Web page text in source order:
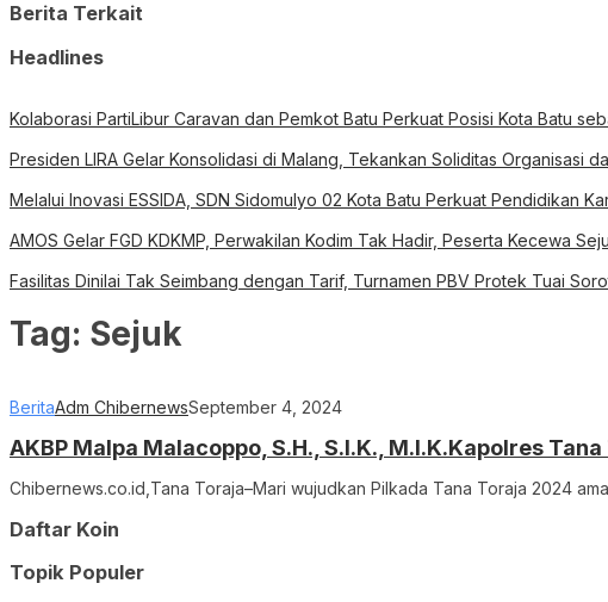
Berita Terkait
Headlines
Kolaborasi PartiLibur Caravan dan Pemkot Batu Perkuat Posisi Kota Batu
Presiden LIRA Gelar Konsolidasi di Malang, Tekankan Soliditas Organisasi
Melalui Inovasi ESSIDA, SDN Sidomulyo 02 Kota Batu Perkuat Pendidikan
AMOS Gelar FGD KDKMP, Perwakilan Kodim Tak Hadir, Peserta Kecewa
Fasilitas Dinilai Tak Seimbang dengan Tarif, Turnamen PBV Protek Tuai
Tag: Sejuk
BeritaAdm ChibernewsSeptember 4, 2024
AKBP Malpa Malacoppo, S.H., S.I.K., M.I.K.Kapolres
Chibernews.co.id,Tana Toraja–Mari wujudkan Pilkada Tana Toraja 2024
Daftar Koin
Topik Populer